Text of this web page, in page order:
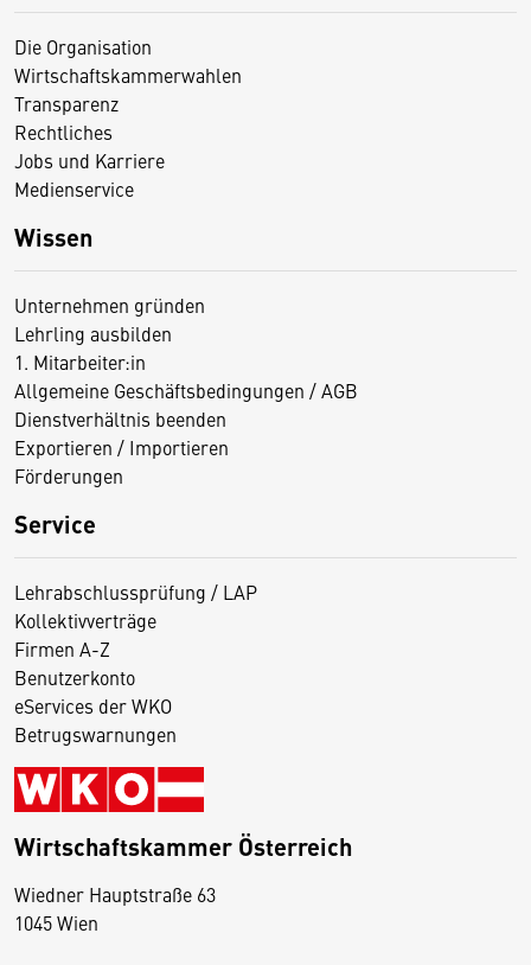
Die Organisation
Wirtschaftskammerwahlen
Transparenz
Rechtliches
Jobs und Karriere
Medienservice
Wissen
Unternehmen gründen
Lehrling ausbilden
1. Mitarbeiter:in
Allgemeine Geschäftsbedingungen / AGB
Dienstverhältnis beenden
Exportieren / Importieren
Förderungen
Service
Lehrabschlussprüfung / LAP
Kollektivverträge
Firmen A-Z
Benutzerkonto
eServices der WKO
Betrugswarnungen
Wirtschaftskammer Österreich
Wiedner Hauptstraße 63
1045 Wien
D